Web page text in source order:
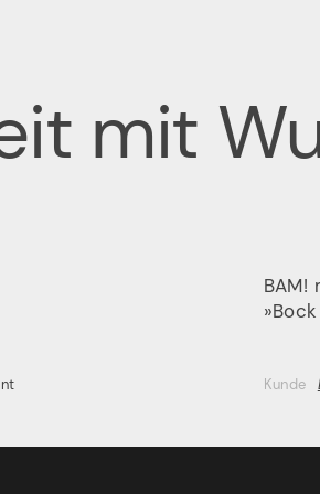
Kunde
mit